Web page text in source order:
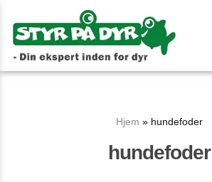
Hjem » hundefoder
hundefoder